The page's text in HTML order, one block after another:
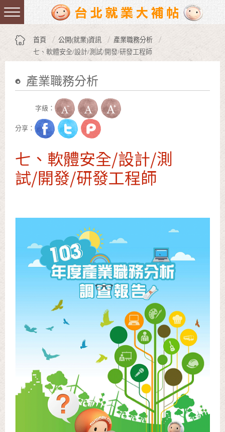
跳到主要內容區塊
:::
首頁 公開(就業)資訊
產業職務分析
七、軟體安全/設計/測試/開發/研發工程師
產業職務分析
字級：
分享：
七、軟體安全/設計/測
試/開發/研發工程師